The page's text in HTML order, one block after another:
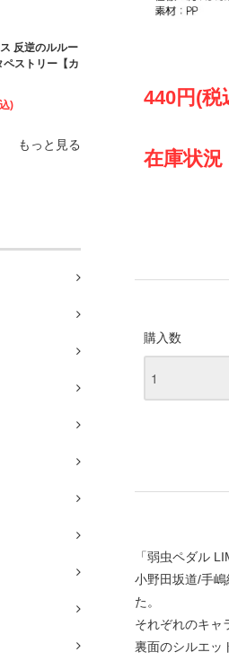
反逆のルルー
ストリー【カ
)
もっと見る
440円(税
在庫状況
購入数
「弱虫ペダル
小野田坂道/手
た。
それぞれのキャ
裏面のシルエッ